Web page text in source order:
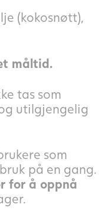
(kokosnøtt),
måltid.
tas som
utilgjengelig
som
på en gang.
for å oppnå